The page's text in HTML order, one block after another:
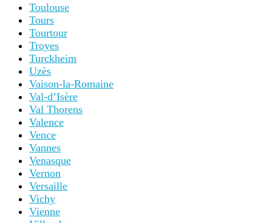
Toulouse
Tours
Tourtour
Troyes
Turckheim
Uzès
Vaison-la-Romaine
Val-d’Isère
Val Thorens
Valence
Vence
Vannes
Venasque
Vernon
Versaille
Vichy
Vienne